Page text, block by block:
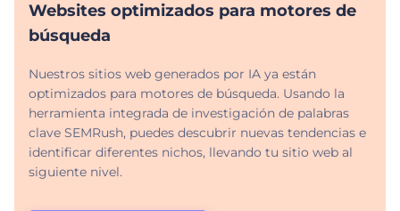
Websites optimizados para motores de
búsqueda
Nuestros sitios web generados por IA ya están
optimizados para motores de búsqueda. Usando la
herramienta integrada de investigación de palabras
clave SEMRush, puedes descubrir nuevas tendencias e
identificar diferentes nichos, llevando tu sitio web al
siguiente nivel.